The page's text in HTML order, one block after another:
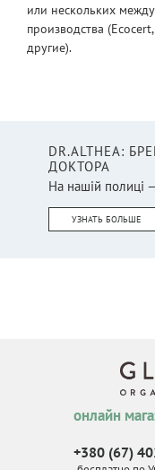
или нескольких
производства
другие).
DR.ALTHEA:
ДОКТОРА
На нашій полиці
УЗНАТЬ БОЛЬШЕ
онлайн
+380 (67)